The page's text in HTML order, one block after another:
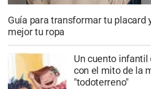
Guía para transformar tu placard
mejor tu ropa
Un cuento infantil
con el mito de la
"todoterreno"